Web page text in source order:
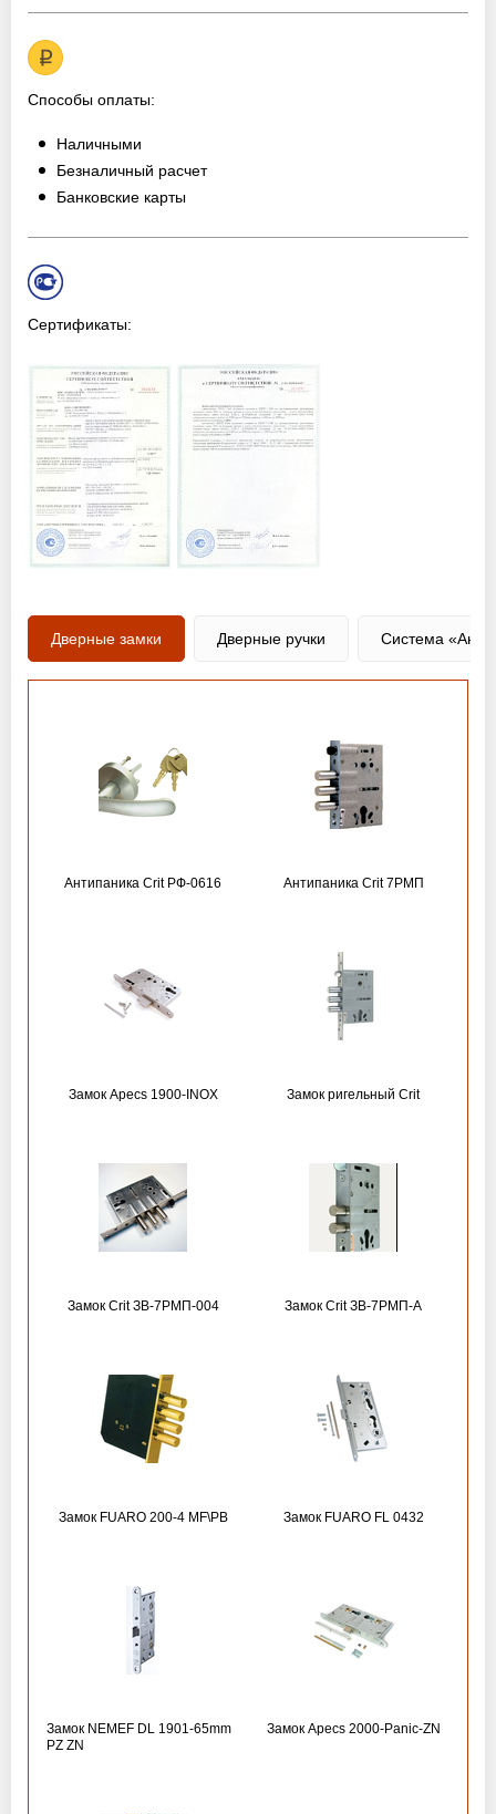
Способы оплаты:
Наличными
Безналичный расчет
Банковские карты
Сертификаты:
Дверные замки Дверные ручки Система
Антипаника Crit РФ-0616 Антипаника Crit 7РМП
Замок Apecs 1900-INOX Замок ригельный Crit
Замок Crit ЗВ-7РМП-004 Замок Crit ЗВ-7РМП-А
Замок FUARO 200-4 MF\РВ Замок FUARO FL 0432
Замок NEMEF DL 1901-65mm
PZ ZN
Замок Apecs 2000-Panic-ZN